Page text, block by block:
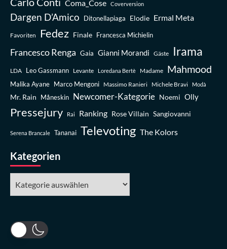
Coma_Cose Coverversion
Dargen D’Amico Ditonellapiaga Elodie Ermal Meta
Favoriten Fedez Finale Francesca Michielin
Francesco Renga Gaia Gianni Morandi Gäste Irama
LDA Leo Gassmann Levante Loredana Bertè Madame Mahmood
Malika Ayane Marco Mengoni Massimo Ranieri Michele Bravi Modà
Mr. Rain Måneskin Newcomer-Kategorie Noemi Olly
Pressejury Rai Ranking Rose Villain Sangiovanni
Serena Brancale Tananai Televoting The Kolors
Kategorien